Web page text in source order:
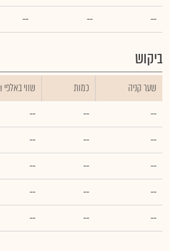
--
--
--
ביקוש
שער קניה כמות ₪ שווי באלפי
--
--
--
--
--
--
--
--
--
--
--
--
--
--
--